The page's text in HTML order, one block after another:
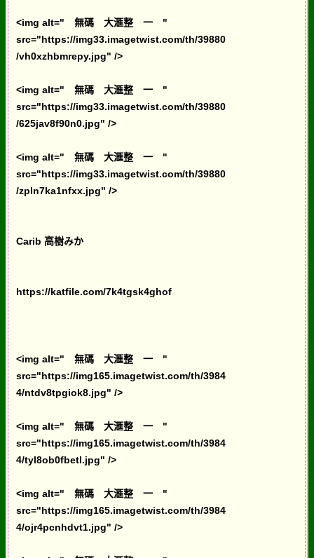
<img alt=" 無碼 大滙整 一 "
src="https://img33.imagetwist.com/th/39880
/vh0xzhbmrepy.jpg" />
<img alt=" 無碼 大滙整 一 "
src="https://img33.imagetwist.com/th/39880
/625jav8f90n0.jpg" />
<img alt=" 無碼 大滙整 一 "
src="https://img33.imagetwist.com/th/39880
/zpln7ka1nfxx.jpg" />
Carib 高樹みか
https://katfile.com/7k4tgsk4ghof
<img alt=" 無碼 大滙整 一 "
src="https://img165.imagetwist.com/th/3984
4/ntdv8tpgiok8.jpg" />
<img alt=" 無碼 大滙整 一 "
src="https://img165.imagetwist.com/th/3984
4/tyl8ob0fbetl.jpg" />
<img alt=" 無碼 大滙整 一 "
src="https://img165.imagetwist.com/th/3984
4/ojr4pcnhdvt1.jpg" />